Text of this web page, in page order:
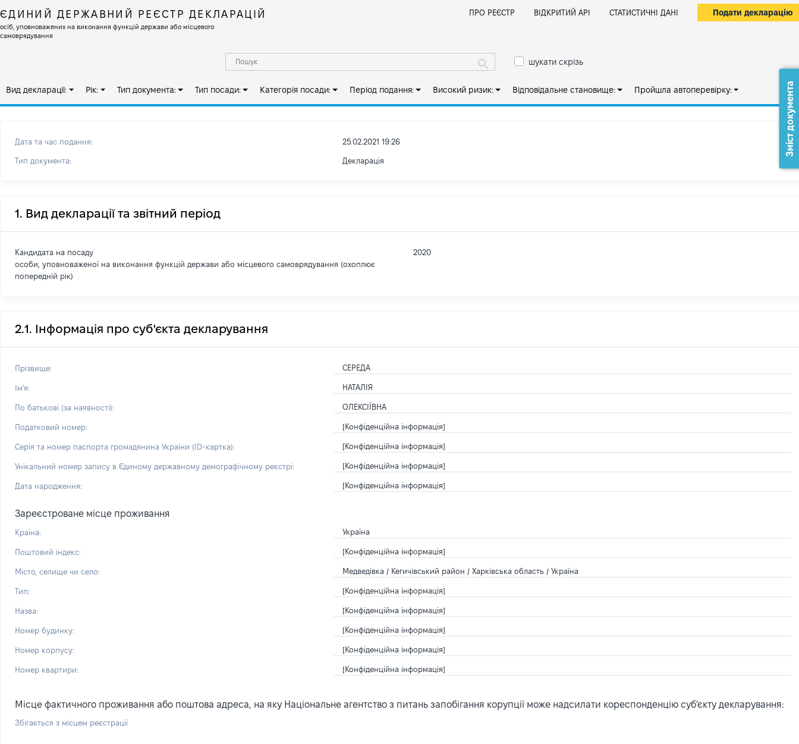
ЄДИНИЙ ДЕРЖАВНИЙ РЕЄСТР ДЕКЛАРАЦІЙ
осіб, уповноважених на виконання функцій держави або місцевого
самоврядування
ПРО РЕЄСТР ВІДКРИТИЙ АРІ СТАТИСТИЧНІ ДАНІ Подати декларацію
шукати скрізь
Вид декларації: Рік: Тип документа: Тип посади: Категорія посади: Період подання: Високий ризик: Відповідальне становище: Пройшла автоперевірку:
Дата та час подання: 25.02.2021 19:26
Тип документа: Декларація
1. Вид декларації та звітний період
Кандидата на посаду
особи, уповноваженої на виконання функцій держави або місцевого самоврядування (охоплює
попередній рік)
2020
2.1. Інформація про суб'єкта декларування
Прізвище: СЕРЕДА
Ім'я: НАТАЛІЯ
По батькові (за наявності): ОЛЕКСІЇВНА
Податковий номер: [Конфіденційна інформація]
Серія та номер паспорта громадянина України (ID-картка): [Конфіденційна інформація]
Унікальний номер запису в Єдиному державному демографічному реєстрі: [Конфіденційна інформація]
Дата народження: [Конфіденційна інформація]
Зареєстроване місце проживання
Країна: Україна
Поштовий індекс: [Конфіденційна інформація]
Місто, селище чи село: Медведівка / Кегичівський район / Харківська область / Україна
Тип: [Конфіденційна інформація]
Назва: [Конфіденційна інформація]
Номер будинку: [Конфіденційна інформація]
Номер корпусу: [Конфіденційна інформація]
Номер квартири: [Конфіденційна інформація]
Місце фактичного проживання або поштова адреса, на яку Національне агентство з питань запобігання корупції може надсилати кореспонденцію суб'єкту декларування:
Збігається з місцем реєстрації
Зміст документа